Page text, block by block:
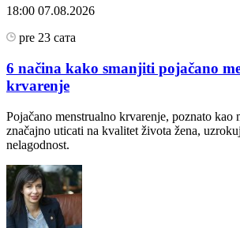
18:00 07.08.2026
pre 23 сата
6 načina kako smanjiti pojačano
krvarenje
Pojačano menstrualno krvarenje, poznato kao
značajno uticati na kvalitet života žena,
nelagodnost.